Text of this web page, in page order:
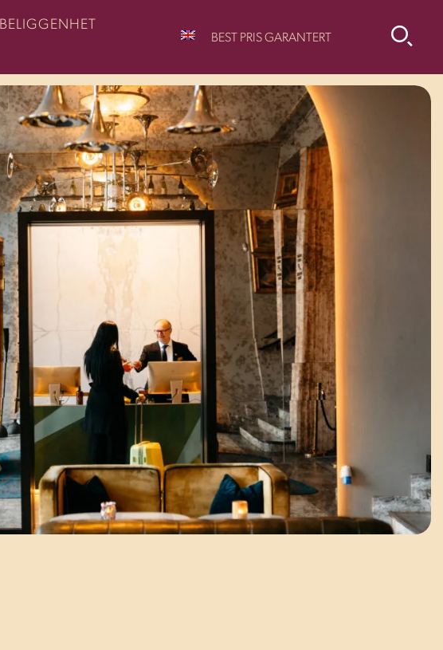
BELIGGENHET
BEST PRIS GARANTERT